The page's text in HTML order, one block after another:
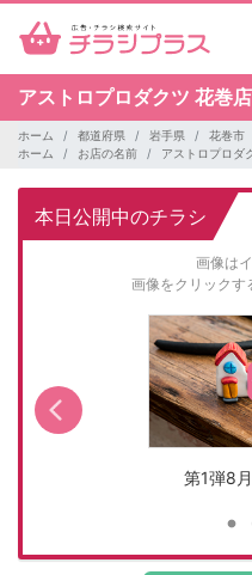
アストロプロダクツ 花巻店
ホーム 都道府県 岩手県
花巻市
ホーム
お店の名前 アストロプロダ
本日公開中のチラシ
画像は
画像をクリックす
第1弾8